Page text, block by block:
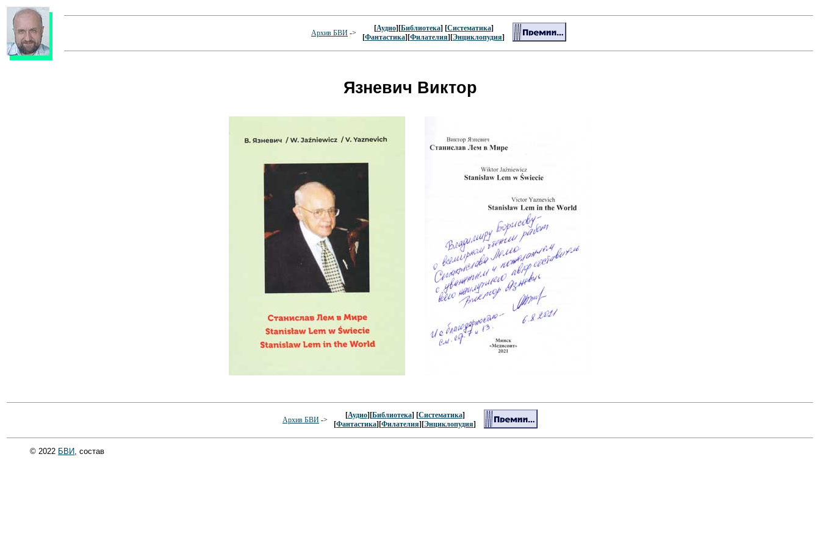
Архив БВИ ->
[Аудио][Библиотека] [Систематика]
[Фантастика][Филателия][Энциклопудия]
Язневич Виктор
Архив БВИ ->
[Аудио][Библиотека] [Систематика]
[Фантастика][Филателия][Энциклопудия]
© 2022 БВИ , состав